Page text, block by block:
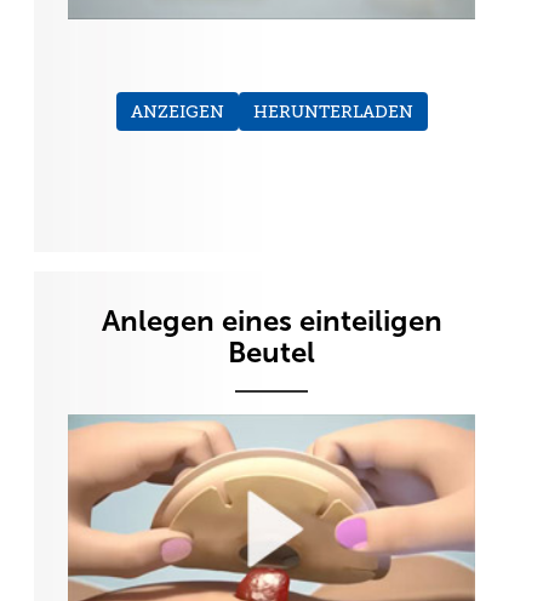
ANZEIGEN HERUNTERLADEN
Anlegen eines einteiligen
Beutel